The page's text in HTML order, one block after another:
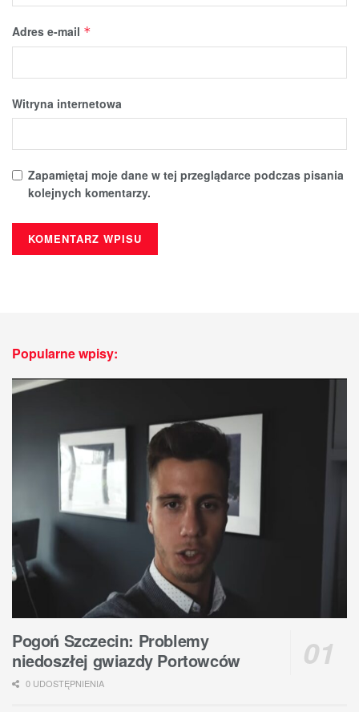
Adres e-mail *
Witryna internetowa
Zapamiętaj moje dane w tej przeglądarce podczas pisania
kolejnych komentarzy.
Popularne wpisy:
Pogoń Szczecin: Problemy
niedoszłej gwiazdy Portowców
0 UDOSTĘPNIENIA